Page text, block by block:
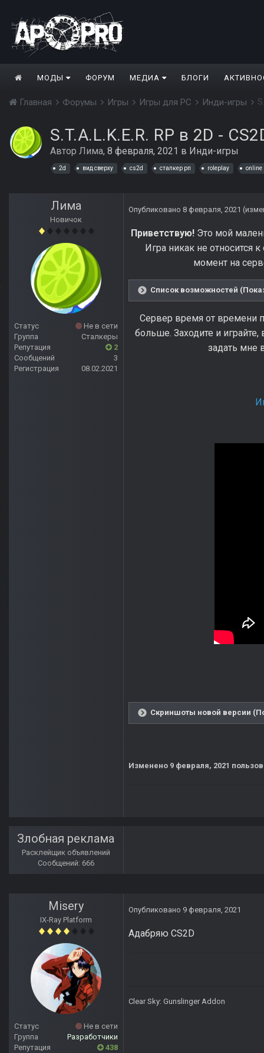
МОДЫ ФОРУМ МЕДИА БЛОГИ
Главная Форумы Игры Игры для PC Инди-игры
S.T.A.L.K.E.R. RP в 2D -
Автор Лима, 8 февраля, 2021 в Инди-игры
2d вид сверху cs2d сталкер рп roleplay online
Лима
Новичок
Статус
Не в сети
Группа
Сталкеры
Репутация
2
Сообщений
3
Регистрация
08.02.2021
Опубликовано 8 февраля, 2021
Приветствую! Это мой
Игра никак не относится
момент на
Список возможностей
Сервер время от времени
больше. Заходите и
задать мне
Скриншоты новой версии
Изменено 9 февраля, 2021
Злобная реклама
Расклейщик объявлений
Сообщений: 666
Misery
IX-Ray Platform
Статус
Не в сети
Группа
Разработчики
Репутация
438
Опубликовано 9 февраля, 2021
Адабряю CS2D
Clear Sky: Gunslinger Addon